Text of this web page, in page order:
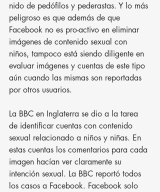
nido de pedófilos y pederastas. Y lo más
peligroso es que además de que
Facebook no es pro-activo en eliminar
imágenes de contenido sexual con
niños, tampoco está siendo diligente en
evaluar imágenes y cuentas de este tipo
aún cuando las mismas son reportadas
por otros usuarios.
La BBC en Inglaterra se dio a la tarea
de identificar cuentas con contenido
sexual relacionado a niños y niñas. En
estas cuentas los comentarios para cada
imagen hacían ver claramente su
intención sexual. La BBC reportó todos
los casos a Facebook. Facebook solo